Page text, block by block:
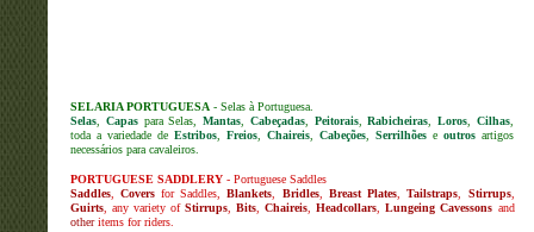
SELARIA PORTUGUESA - Selas à Portuguesa.
Selas
Capaspara Selas,Mantas Cabeçadas, Peitorais,Rabicheiras ,Loros ,Cilhas
toda a variedade de Estribos Freios Chaireis Cabeções Serrilhões e outros artigos
necessários para cavaleiros.
PORTUGUESE SADDLERY- Portuguese Saddles
Saddles, Coversfor Saddles,Blankets Bridles, Breast Plates ,Tailstraps Stirrups,
Guirts, any variety of Stirrups,Bits ,Chaireis ,Headcollars ,Lungeing Cavessons and
otheritems for riders.